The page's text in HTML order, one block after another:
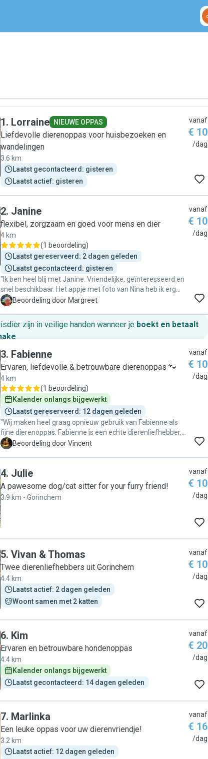
1. Lorraine NIEUWE OPPAS
Liefdevolle dierenoppas voor huisbezoeken en
wandelingen
3.6 km
Laatst gecontacteerd: gisteren
Laatst actief: gisteren
vanaf
€ 10
/dag
2. Janine
flexibel, zorgzaam en goed voor mens en dier
4 km
(1 beoordeling)
Laatst gereserveerd: 2 dagen geleden
Laatst gecontacteerd: gisteren
"Ik ben heel blij met Janine. Vriendelijke, geïnteresseerd en
snel beschikbaar. Het appje met foto van Nina heb ik erg
gewaardeerd🍀 Ik kan Janine van harte aanbevelen. Maar
M Beoordeling door Margreet
vanaf
€ 10
/dag
zijn in veilige handen wanneer je boekt en betaalt
.
3. Fabienne
Ervaren, liefdevolle & betrouwbare dierenoppas 🐾
4 km
(1 beoordeling)
Kalender onlangs bijgewerkt
Laatst gereserveerd: 12 dagen geleden
"Wij maken heel graag opnieuw gebruik van Fabienne als
fijne dierenoppas. Fabienne is een echte dierenliefhebber,
stuurt updates en dankzij haar konden wij met een gerust
V Beoordeling door Vincent
vanaf
€ 10
/dag
4. Julie
A pawesome dog/cat sitter for your furry friend!
3.9 km - Gorinchem
vanaf
€ 10
/dag
5. Vivan & Thomas
Twee dierenliefhebbers uit Gorinchem
4.4 km
Laatst actief: 2 dagen geleden
Woont samen met 2 katten
vanaf
€ 10
/dag
6. Kim
Ervaren en betrouwbare hondenoppas
4.4 km
Kalender onlangs bijgewerkt
Laatst gecontacteerd: 14 dagen geleden
vanaf
€ 20
/dag
7. Marlinka
Een leuke oppas voor uw dierenvriendje!
3.2 km
Laatst actief: 12 dagen geleden
vanaf
€ 16
/dag